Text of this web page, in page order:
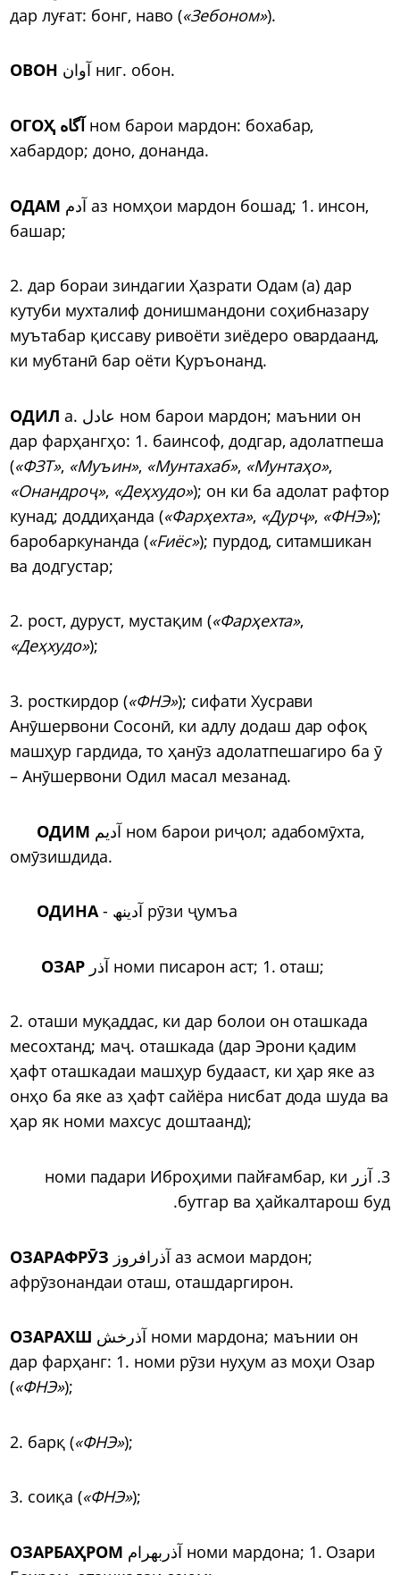
дар луғат: бонг, наво («Зебоном»).
ОВОН آوان ниг. обон.
ОГОҲ آگاهном барои мардон: бохабар,
хабардор; доно, донанда.
ОДАМ
башар;
2. дар бораи зиндагии Ҳазрати Одам (а) дар
кутуби мухталиф донишмандони соҳибназару
муътабар қиссаву ривоёти зиёдеро овардаанд,
ки мубтанӣ бар оёти Қуръонанд.
ОДИЛ а. عادل ном барои мардон; маънии он
дар фарҳангҳо: 1. баинсоф, додгар, адолатпеша
(«ФЗТ», «Муъин», «Мунтахаб», «Мунтаҳо»,
«Онандроҷ», «Деҳхудо»); он ки ба адолат рафтор
кунад; доддиҳанда («Фарҳехта», «Дурҷ», «ФНЭ»);
баробаркунанда («Fиёс»); пурдод, ситамшикан
ва додгустар;
2. рост, дуруст, мустақим («Фарҳехта»,
«Деҳхудо»);
3. росткирдор («ФНЭ»); сифати Хусрави
Анӯшервони Сосонӣ, ки адлу додаш дар офоқ
машҳур гардида, то ҳанӯз адолатпешагиро ба ӯ
– Анӯшервони Одил масал мезанад.
ОДИМ
омӯзишдида.
ОДИНА- آدینھрӯзи ҷумъа
ОЗАР آذر номи писарон аст; 1. оташ;
2. оташи муқаддас, ки дар болои он оташкада
месохтанд; маҷ. оташкада (дар Эрони қадим
ҳафт оташкадаи машҳур будааст, ки ҳар яке аз
онҳо ба яке аз ҳафт сайёра нисбат дода шуда ва
ҳар як номи махсус доштаанд);
3. آزر номи падари Иброҳими пайғамбар, ки
бутгар ва ҳайкалтарош буд.
ОЗАРАФРӮЗ
афрӯзонандаи оташ, оташдаргирон.
ОЗАРАХШ
дар фарҳанг: 1. номи рӯзи нуҳум аз моҳи Озар
(«ФНЭ»);
2. барқ («ФНЭ»);
3. соиқа («ФНЭ»);
ОЗАРБАҲРОМ